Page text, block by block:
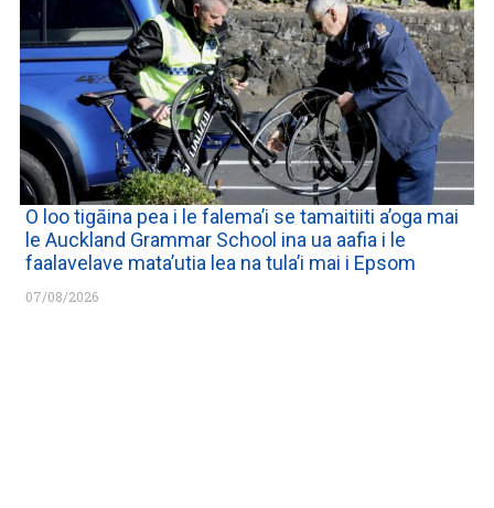
O loo tigāina pea i le falema’i se tamaitiiti a’oga mai
le Auckland Grammar School ina ua aafia i le
faalavelave mata’utia lea na tula’i mai i Epsom
07/08/2026